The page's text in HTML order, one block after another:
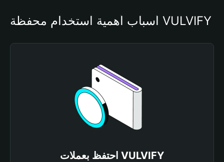
أسباب أهمية استخدام محفظة VULVIFY
احتفظ بعملات VULVIFY